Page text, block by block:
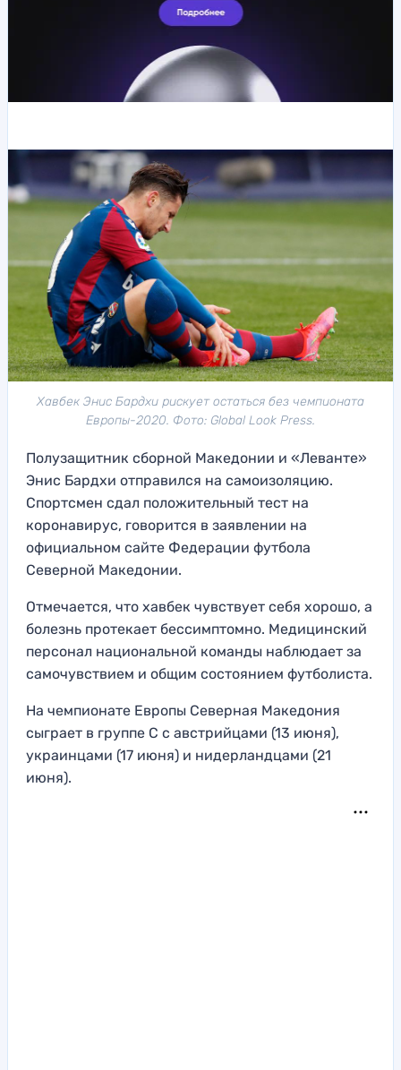
Хавбек Энис Бардхи рискует остаться без чемпионата
Европы-2020. Фото: Global Look Press.
Полузащитник сборной Македонии и «Леванте»
Энис Бардхи отправился на самоизоляцию.
Спортсмен сдал положительный тест на
коронавирус, говорится в заявлении на
официальном сайте Федерации футбола
Северной Македонии.
Отмечается, что хавбек чувствует себя хорошо, а
болезнь протекает бессимптомно. Медицинский
персонал национальной команды наблюдает за
самочувствием и общим состоянием футболиста.
На чемпионате Европы Северная Македония
сыграет в группе C с австрийцами (13 июня),
украинцами (17 июня) и нидерландцами (21
июня).